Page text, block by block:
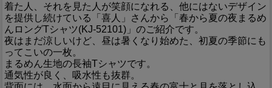
着た人、それを見た人が笑顔になれる、他にはないデザイン
を提供し続けている「喜人」さんから「春から夏の夜まるめ
んロングTシャツ(KJ-52101)」のご紹介です。
夜はまだ涼しいけど、昼は暑くなり始めた、初夏の季節にも
ってこいの一枚。
まるめん生地の長袖Tシャツです。
通気性が良く、吸水性も抜群。